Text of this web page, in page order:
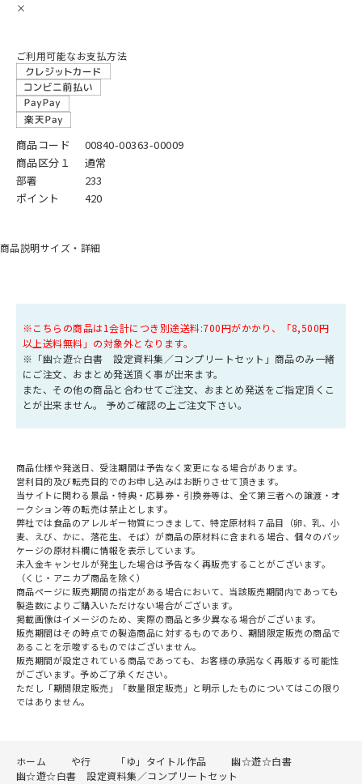
×
ご利用可能なお支払方法
商品コード
00840-00363-00009
商品区分１
通常
部署
233
ポイント
420
商品説明サイズ・詳細
※こちらの商品は1会計につき別途送料:700円がかかり、「8,500円
以上送料無料」の対象外となります。
※「幽☆遊☆白書 設定資料集／コンプリートセット」商品のみ一緒
にご注文、おまとめ発送頂く事が出来ます。
また、その他の商品と合わせてご注文、おまとめ発送をご指定頂くこ
とが出来ません。 予めご確認の上ご注文下さい。
商品仕様や発送日、受注期間は予告なく変更になる場合があります。
営利目的及び転売目的でのお申し込みはお断りさせて頂きます。
当サイトに関わる景品・特典・応募券・引換券等は、全て第三者への譲渡・オ
ークション等の転売は禁止とします。
弊社では食品のアレルギー物質につきまして、特定原材料７品目（卵、乳、小
麦、えび、かに、落花生、そば）が商品の原材料に含まれる場合、個々のパッ
ケージの原材料欄に情報を表示しています。
未入金キャンセルが発生した場合は予告なく再販売することがございます。
（くじ・アニカプ商品を除く）
商品ページに販売期間の指定がある場合において、当該販売期間内であっても
製造数によりご購入いただけない場合がございます。
掲載画像はイメージのため、実際の商品と多少異なる場合がございます。
販売期間はその時点での製造商品に対するものであり、期間限定販売の商品で
あることを示唆するものではございません。
販売期間が設定されている商品であっても、お客様の承諾なく再販する可能性
がございます。予めご了承ください。
ただし「期間限定販売」「数量限定販売」と明示したものについてはこの限り
ではありません。
ホーム や行 「ゆ」タイトル作品
幽☆遊☆白書
幽☆遊☆白書 設定資料集／コンプリートセット